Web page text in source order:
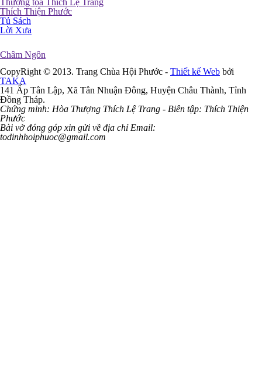
Thượng tọa Thích Lệ Trang
Thích Thiện Phước
Tủ Sách
Lời Xưa
Châm Ngôn
CopyRight © 2013. Trang Chùa Hội Phước - Thiết kế Web bởi
TAKA
141 Ấp Tân Lập, Xã Tân Nhuận Đông, Huyện Châu Thành, Tỉnh
Đồng Tháp.
Chứng minh: Hòa Thượng Thích Lệ Trang - Biên tập: Thích Thiện
Phước
Bài vở đóng góp xin gửi về địa chỉ Email:
todinhhoiphuoc@gmail.com